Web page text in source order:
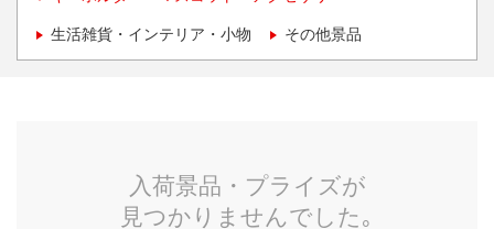
生活雑貨・インテリア・小物 その他景品